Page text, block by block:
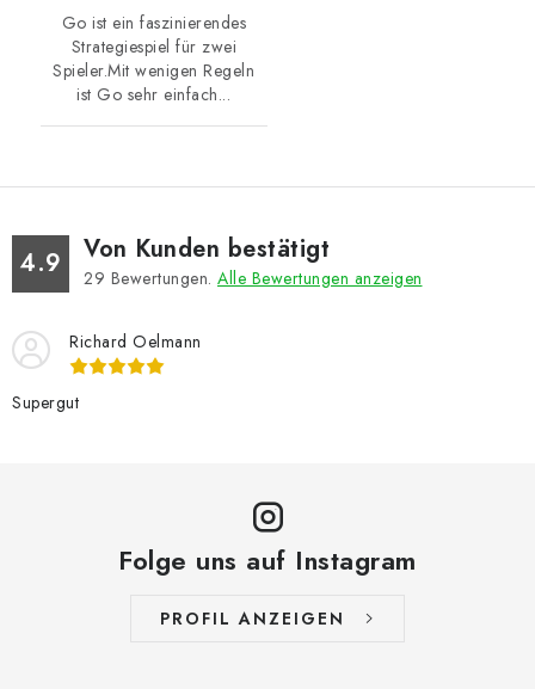
Go ist ein faszinierendes
Strategiespiel für zwei
Spieler.Mit wenigen Regeln
ist Go sehr einfach...
4.9 Von Kunden bestätigt
29 Bewertungen. Alle Bewertungen anzeigen
Richard Oelmann
Supergut
Folge uns auf Instagram
PROFIL ANZEIGEN